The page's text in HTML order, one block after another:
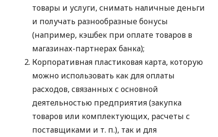
товары и услуги, снимать наличные деньги
и получать разнообразные бонусы
(например, кэшбек при оплате товаров в
магазинах-партнерах банка);
Корпоративная пластиковая карта, которую
можно использовать как для оплаты
расходов, связанных с основной
деятельностью предприятия (закупка
товаров или комплектующих, расчеты с
поставщиками и т. п.), так и для